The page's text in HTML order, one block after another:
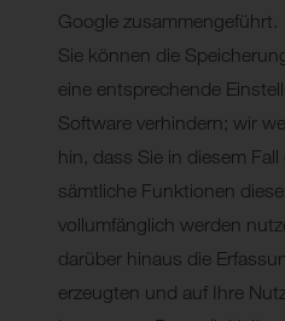
Google zusammengeführt.
Sie können die
eine entsprechende
Software verhindern; wir
hin, dass Sie in diesem
sämtliche Funktionen
vollumfänglich werden
darüber hinaus die
erzeugten und auf Ihre